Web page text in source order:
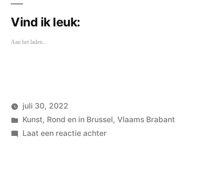
Vind ik leuk:
Aan het laden...
Geplaatst
door
wouterpinkhof
juli 30, 2022
Geplaatst
in
Kunst, Rond en in Brussel, Vlaams Brabant
Laat een reactie achterop